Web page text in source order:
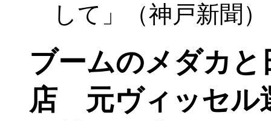
して」（神戸新聞）
ブームのメダカ
店 元ヴィッセル